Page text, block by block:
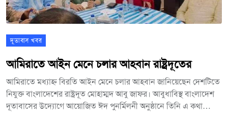
দূতাবাস খবর
আমিরাতে আইন মেনে চলার আহবান রাষ্ট্রদূতের
আমিরাতে মধ্যাহ্ন বিরতি আইন মেনে চলার আহবান জানিয়েছেন দেশটিতে
নিযুক্ত বাংলাদেশের রাষ্ট্রদূত মোহাম্মদ আবু জাফর। আবুধাবিস্থ বাংলাদেশ
দূতাবাসের উদ্যোগে আয়োজিত ঈদ পুনর্মিলনী অনুষ্ঠানে তিনি এ কথা